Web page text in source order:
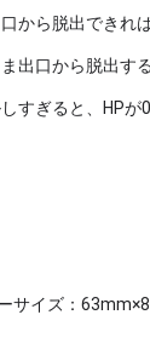
から脱出できれ
出口から脱出す
すぎると、HPが
サイズ：